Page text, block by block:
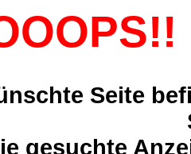
Seite
gesuchte